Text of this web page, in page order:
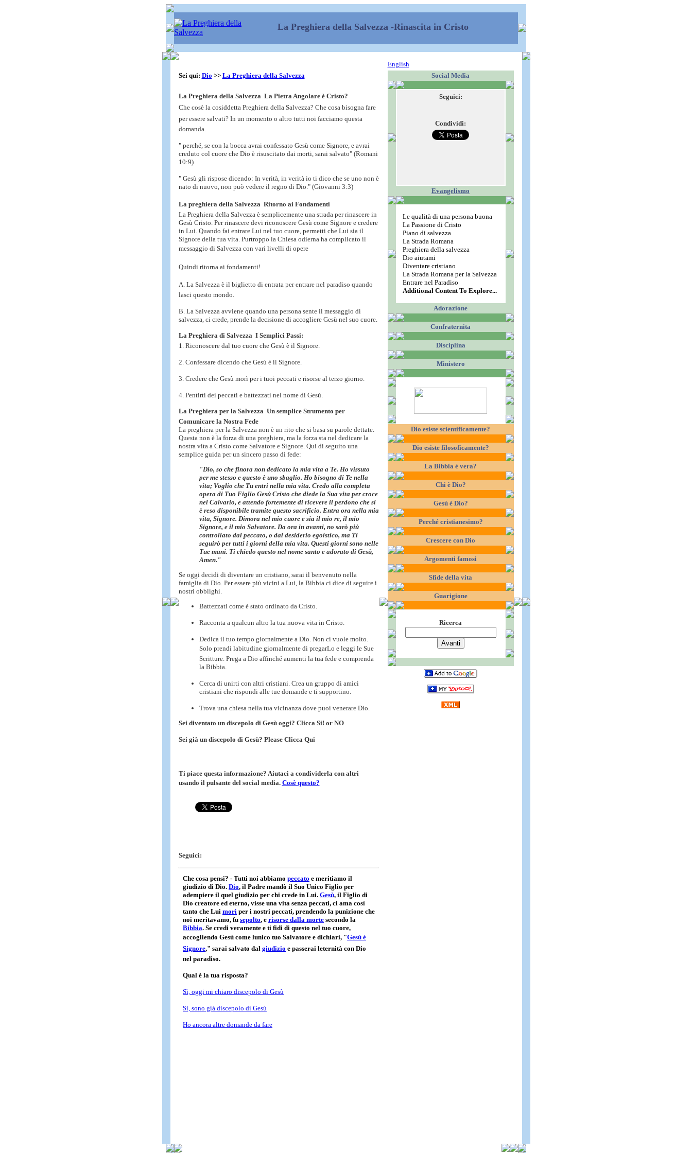
La Preghiera della Salvezza -Rinascita in Cristo
Sei qui: Dio >> La Preghiera della Salvezza
La Preghiera della Salvezza  La Pietra Angolare è Cristo?
Che cosè la cosiddetta Preghiera della Salvezza? Che cosa bisogna fare
per essere salvati? In un momento o altro tutti noi facciamo questa
domanda.
" perché, se con la bocca avrai confessato Gesù come Signore, e avrai
creduto col cuore che Dio è risuscitato dai morti, sarai salvato" (Romani
10:9)
" Gesù gli rispose dicendo: In verità, in verità io ti dico che se uno non è
nato di nuovo, non può vedere il regno di Dio." (Giovanni 3:3)
La preghiera della Salvezza  Ritorno ai Fondamenti
La Preghiera della Salvezza è semplicemente una strada per rinascere in
Gesù Cristo. Per rinascere devi riconoscere Gesù come Signore e credere
in Lui. Quando fai entrare Lui nel tuo cuore, permetti che Lui sia il
Signore della tua vita. Purtroppo la Chiesa odierna ha complicato il
messaggio di Salvezza con vari livelli di opere
Quindi ritorna ai fondamenti!
A. La Salvezza è il biglietto di entrata per entrare nel paradiso quando
lasci questo mondo.
B. La Salvezza avviene quando una persona sente il messaggio di
salvezza, ci crede, prende la decisione di accogliere Gesù nel suo cuore.
La Preghiera di Salvezza  I Semplici Passi:
1. Riconoscere dal tuo cuore che Gesù è il Signore.
2. Confessare dicendo che Gesù è il Signore.
3. Credere che Gesù morì per i tuoi peccati e risorse al terzo giorno.
4. Pentirti dei peccati e battezzati nel nome di Gesù.
La Preghiera per la Salvezza  Un semplice Strumento per
Comunicare la Nostra Fede
La preghiera per la Salvezza non è un rito che si basa su parole dettate.
Questa non è la forza di una preghiera, ma la forza sta nel dedicare la
nostra vita a Cristo come Salvatore e Signore. Qui di seguito una
semplice guida per un sincero passo di fede:
"Dio, so che finora non dedicato la mia vita a Te. Ho vissuto
per me stesso e questo è uno sbaglio. Ho bisogno di Te nella
vita; Voglio che Tu entri nella mia vita. Credo alla completa
opera di Tuo Figlio Gesù Cristo che diede la Sua vita per croce
nel Calvario, e attendo fortemente di ricevere il perdono che si
è reso disponibile tramite questo sacrificio. Entra ora nella mia
vita, Signore. Dimora nel mio cuore e sia il mio re, il mio
Signore, e il mio Salvatore. Da ora in avanti, no sarò più
controllato dal peccato, o dal desiderio egoistico, ma Ti
seguirò per tutti i giorni della mia vita. Questi giorni sono nelle
Tue mani. Ti chiedo questo nel nome santo e adorato di Gesù,
Amen."
Se oggi decidi di diventare un cristiano, sarai il benvenuto nella
famiglia di Dio. Per essere più vicini a Lui, la Bibbia ci dice di seguire i
nostri obblighi.
Battezzaticome è stato ordinato da Cristo.
Racconta a qualcun altro la tua nuova vita in Cristo.
Dedica il tuo tempo giornalmente a Dio. Non ci vuole molto.
Solo prendi labitudine giornalmente di pregarLo e leggi le Sue
Scritture. Prega a Dio affinché aumenti la tua fede e comprenda
la Bibbia.
Cerca di unirti con altri cristiani. Crea un gruppo di amici
cristiani che rispondi alle tue domande e ti supportino.
Trova una chiesa nella tua vicinanza dove puoi venerare Dio.
Sei diventato un discepolo di Gesù oggi? Clicca Si! or NO
Sei già un discepolo di Gesù? Please Clicca Qui
Ti piace questa informazione? Aiutaci a condividerla con altri
usando il pulsante del social media. Cosè questo?
Seguici:
English
Social Media
Seguici:
Condividi:
Evangelismo
Le qualità di una persona buona
La Passione di Cristo
Piano di salvezza
La Strada Romana
Preghiera della salvezza
Dio aiutami
Diventare cristiano
La Strada Romana per la Salvezza
Entrare nel Paradiso
Additional Content To Explore...
Adorazione
Confraternita
Disciplina
Ministero
Dio esiste scientificamente?
Dio esiste filosoficamente?
La Bibbia è vera?
Chi è Dio?
Gesù è Dio?
Perché cristianesimo?
Crescere con Dio
Argomenti famosi
Sfide della vita
Guarigione
Ricerca